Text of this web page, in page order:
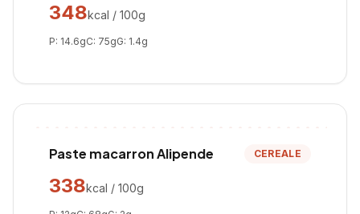
348kcal / 100g
P: 14.6gC: 75gG: 1.4g
Paste macarron Alipende CEREALE
338kcal / 100g